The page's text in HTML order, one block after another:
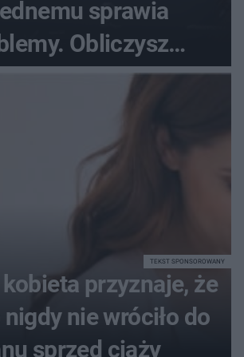
sprawia
Obliczysz
ile to jest
przyznaje, że
nigdy nie wróciło do
sprzed ciąży
TEKST SPONSOROWANY